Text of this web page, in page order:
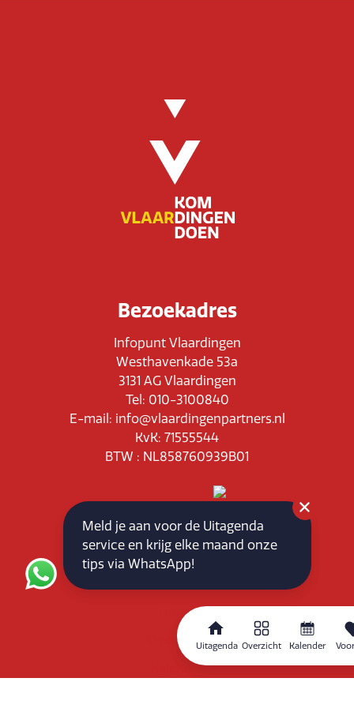
Uitagenda Overzicht Kalender
Bezoekadres
Infopunt Vlaardingen
Westhavenkade 53a
3131 AG Vlaardingen
Tel: 010-3100840
E-mail: info@vlaardingenpartners.nl
KvK: 71555544
BTW : NL858760939B01
Routeplanner
Home
Overzicht
Kalender
Meld je aan voor de Uitagenda
service en krijg elke maand onze
tips via WhatsApp!